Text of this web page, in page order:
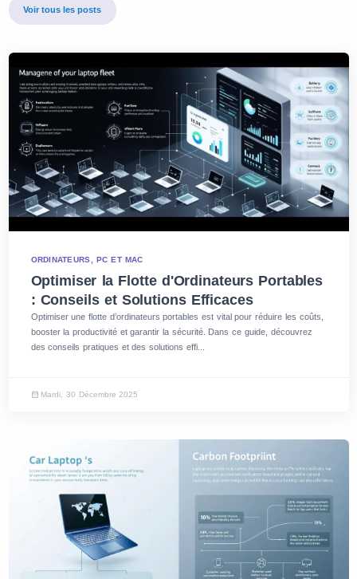
Voir tous les posts
ORDINATEURS, PC ET MAC
Optimiser la Flotte d'Ordinateurs Portables
: Conseils et Solutions Efficaces
Optimiser une flotte d’ordinateurs portables est vital pour réduire les coûts,
booster la productivité et garantir la sécurité. Dans ce guide, découvrez
des conseils pratiques et des solutions effi...
Mardi, 30 Décembre 2025